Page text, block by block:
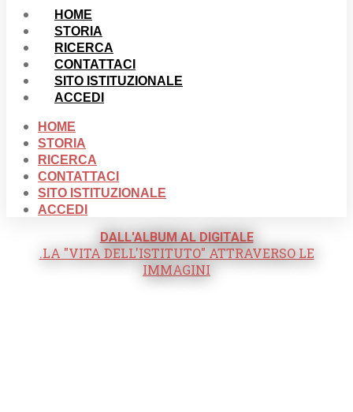
HOME
STORIA
RICERCA
CONTATTACI
SITO ISTITUZIONALE
ACCEDI
HOME
STORIA
RICERCA
CONTATTACI
SITO ISTITUZIONALE
ACCEDI
DALL'ALBUM AL DIGITALE
.LA "VITA DELL'ISTITUTO" ATTRAVERSO LE
IMMAGINI